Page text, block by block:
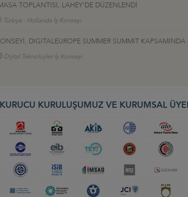
TOPLANTISI, LAHEY’DE DÜZENLENDİ
Türkiye - Hollanda İş Konseyi
DIGITALEUROPE SUMMER SUMMIT KAPSAMINDA
Dijital Teknolojiler İş Konseyi
KURULUŞUMUZ VE KURUMSAL